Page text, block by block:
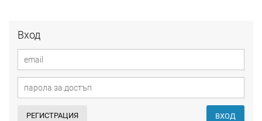
Вход
РЕГИСТРАЦИЯ ВХОД